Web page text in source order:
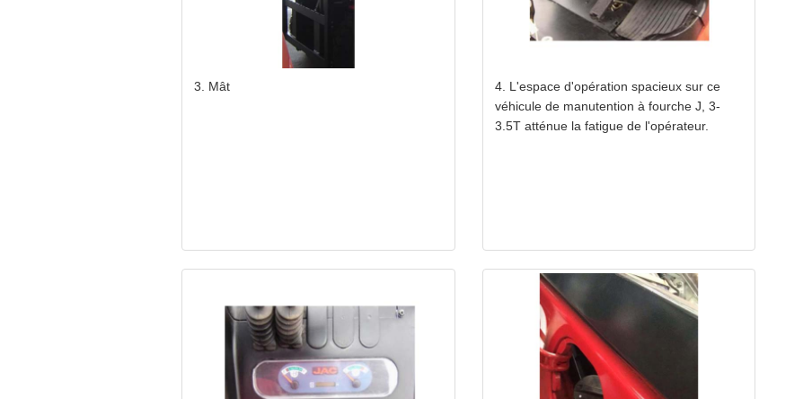
3. Mât
4. L'espace d'opération spacieux sur ce
véhicule de manutention à fourche J, 3-
3.5T atténue la fatigue de l'opérateur.